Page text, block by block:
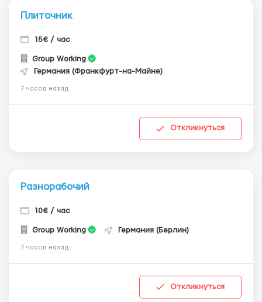
Плиточник
15€ / час
Group Working
Германия (Франкфурт-на-Майне)
7 часов назад
Откликнуться
Разнорабочий
10€ / час
Group Working Германия (Берлин)
7 часов назад
Откликнуться